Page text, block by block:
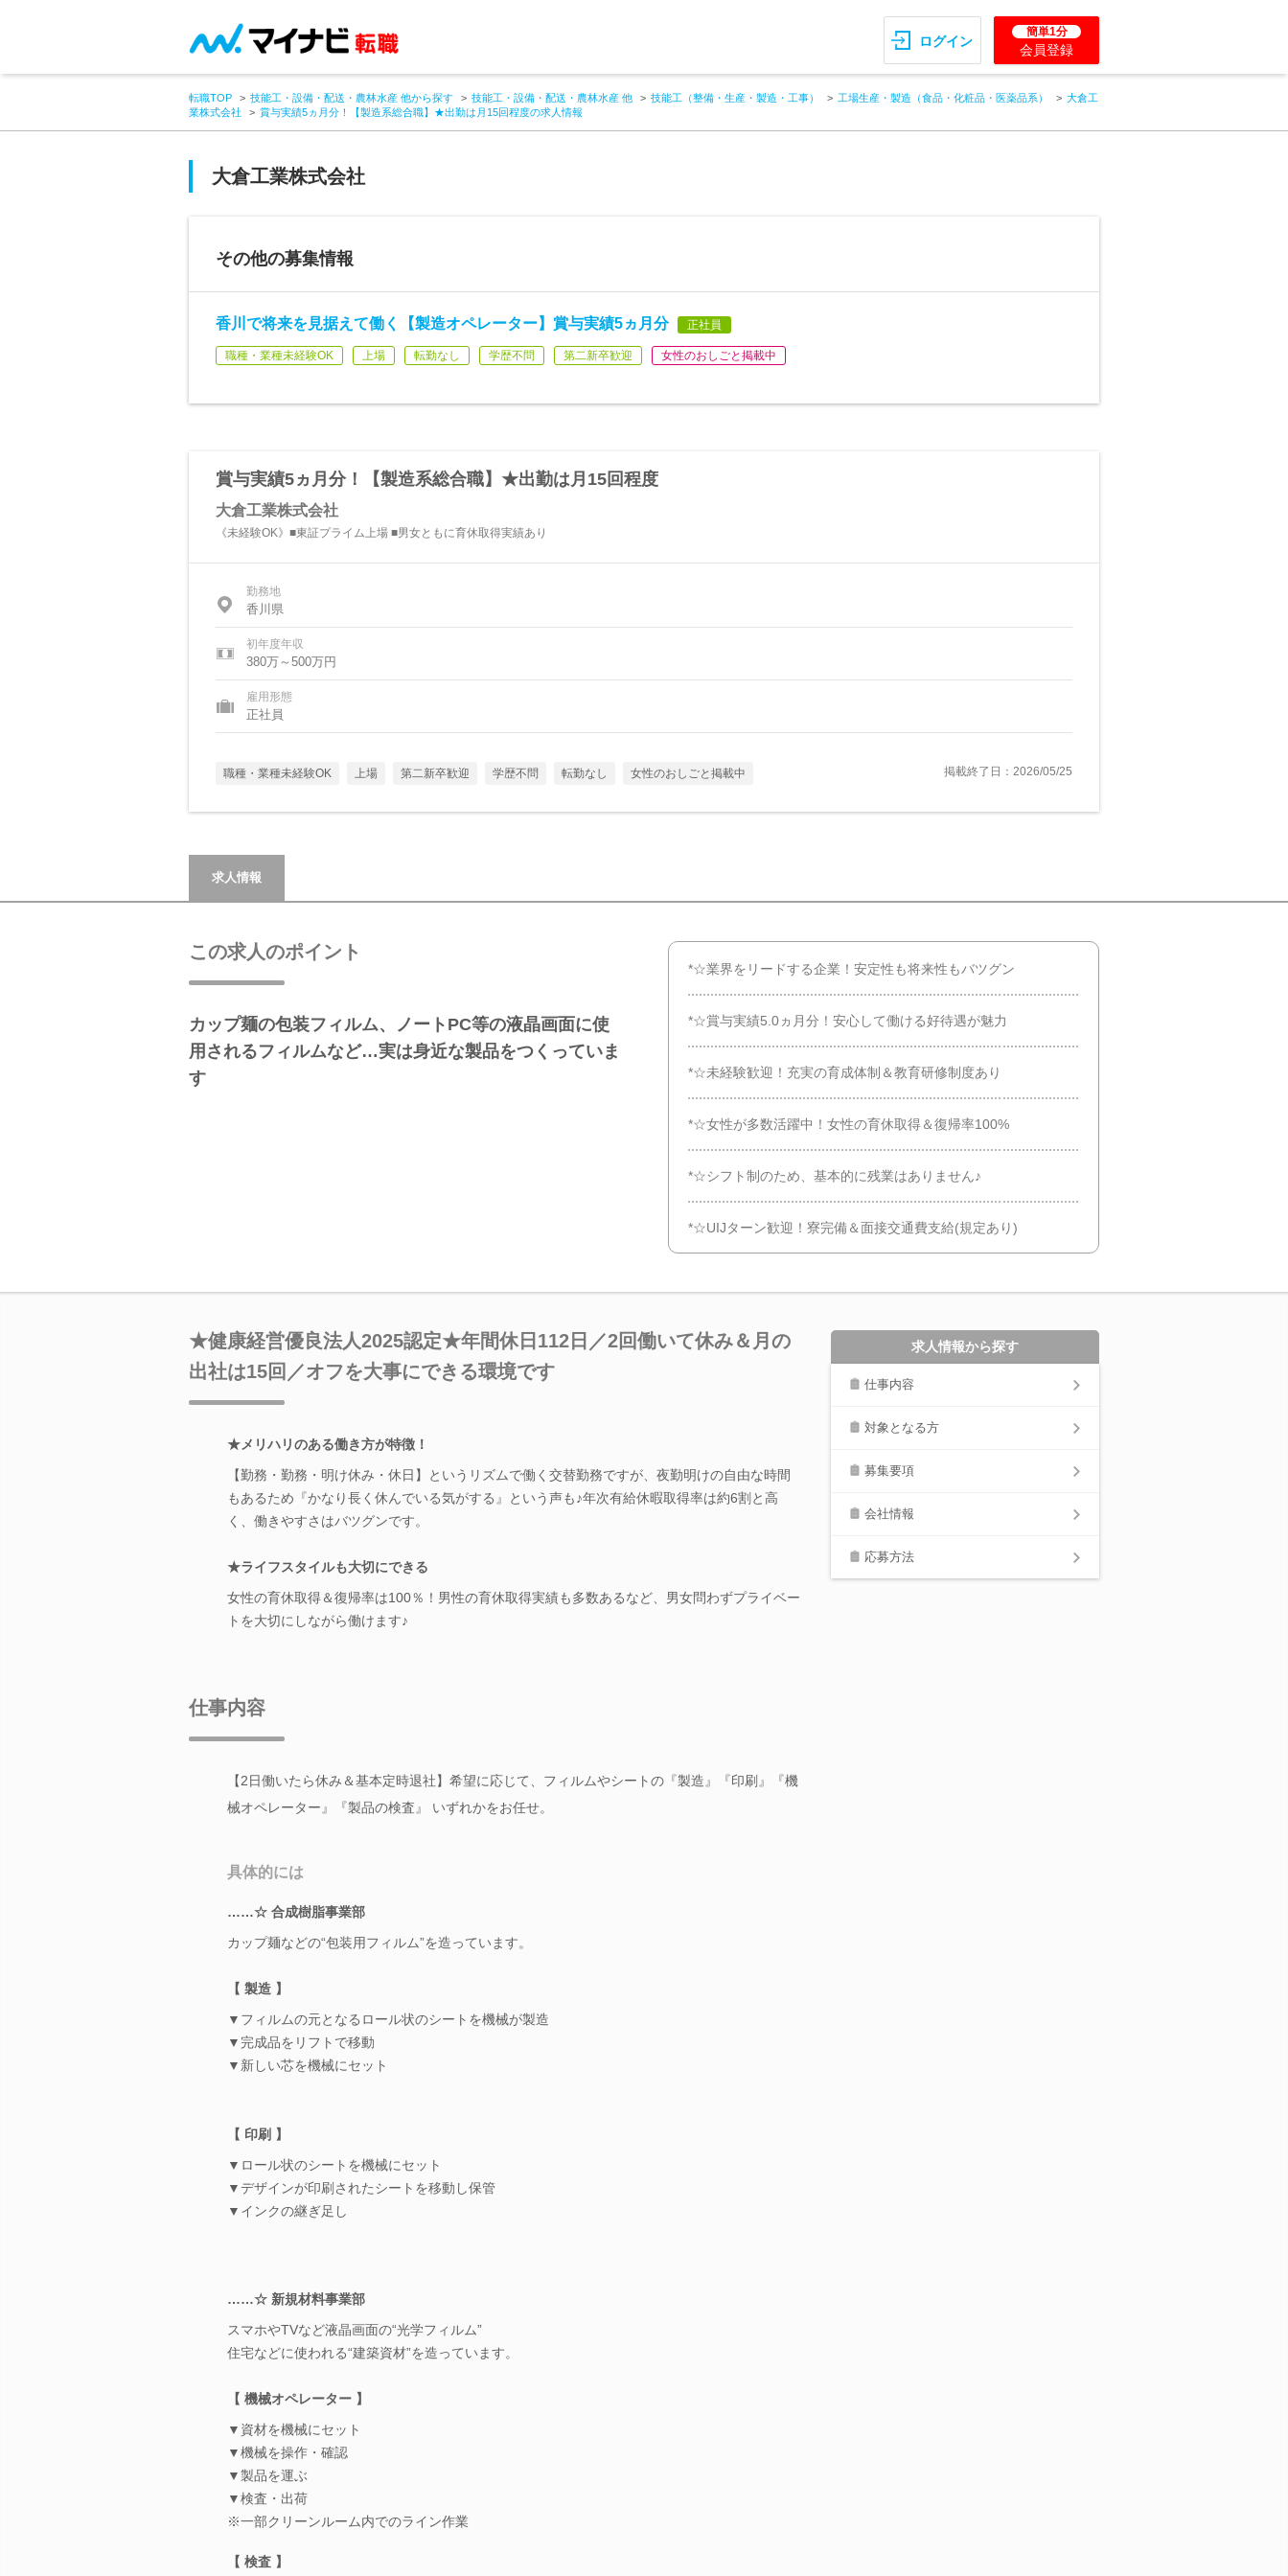
ログイン
簡単1分
会員登録
転職TOP 技能工・設備・配送・農林水産 他から探す 技能工・設備・配送・農林水産 他 技能工（整備・生産・製造・工事） 工場生産・製造（食品・化粧品・医薬品系）
大倉工
業株式会社
賞与実績5ヵ月分！【製造系総合職】★出勤は月15回程度の求人情報
大倉工業株式会社
その他の募集情報
香川で将来を見据えて働く【製造オペレーター】賞与実績5ヵ月分 正社員
職種・業種未経験OK 上場 転勤なし 学歴不問 第二新卒歓迎 女性のおしごと掲載中
賞与実績5ヵ月分！【製造系総合職】★出勤は月15回程度
大倉工業株式会社
《未経験OK》■東証プライム上場 ■男女ともに育休取得実績あり
勤務地
香川県
初年度年収
380万～500万円
雇用形態
正社員
職種・業種未経験OK 上場 第二新卒歓迎 学歴不問 転勤なし 女性のおしごと掲載中 掲載終了日：2026/05/25
求人情報
この求人のポイント
カップ麺の包装フィルム、ノートPC等の液晶画面に使
用されるフィルムなど…実は身近な製品をつくっていま
す
*☆業界をリードする企業！安定性も将来性もバツグン
*☆賞与実績5.0ヵ月分！安心して働ける好待遇が魅力
*☆未経験歓迎！充実の育成体制＆教育研修制度あり
*☆女性が多数活躍中！女性の育休取得＆復帰率100%
*☆シフト制のため、基本的に残業はありません♪
*☆UIJターン歓迎！寮完備＆面接交通費支給(規定あり)
★健康経営優良法人2025認定★年間休日112日／2回働いて休み＆月の
出社は15回／オフを大事にできる環境です
★メリハリのある働き方が特徴！
【勤務・勤務・明け休み・休日】というリズムで働く交替勤務ですが、夜勤明けの自由な時間
もあるため『かなり長く休んでいる気がする』という声も♪年次有給休暇取得率は約6割と高
く、働きやすさはバツグンです。
★ライフスタイルも大切にできる
女性の育休取得＆復帰率は100％！男性の育休取得実績も多数あるなど、男女問わずプライベー
トを大切にしながら働けます♪
仕事内容
【2日働いたら休み＆基本定時退社】希望に応じて、フィルムやシートの『製造』『印刷』『機
械オペレーター』『製品の検査』 いずれかをお任せ。
具体的には
……☆ 合成樹脂事業部
カップ麺などの“包装用フィルム”を造っています。
【 製造 】
▼フィルムの元となるロール状のシートを機械が製造
▼完成品をリフトで移動
▼新しい芯を機械にセット
【 印刷 】
▼ロール状のシートを機械にセット
▼デザインが印刷されたシートを移動し保管
▼インクの継ぎ足し
……☆ 新規材料事業部
スマホやTVなど液晶画面の“光学フィルム”
住宅などに使われる“建築資材”を造っています。
【 機械オペレーター 】
▼資材を機械にセット
▼機械を操作・確認
▼製品を運ぶ
▼検査・出荷
※一部クリーンルーム内でのライン作業
【 検査 】
求人情報から探す
仕事内容
対象となる方
募集要項
会社情報
応募方法